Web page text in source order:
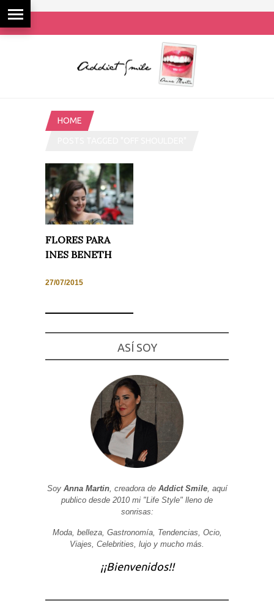
HOME
FLORES PARA
INES BENETH
27/07/2015
ASÍ SOY
Soy Anna Martin, creadora de Addict Smile, aquí
publico desde 2010 mi "Life Style" lleno de
sonrisas:
Moda, belleza, Gastronomía, Tendencias, Ocio,
Viajes, Celebrities, lujo y mucho más.
¡¡Bienvenidos!!
Estadísticas
y estructura
de la web, en
base a cómo
mejor posible